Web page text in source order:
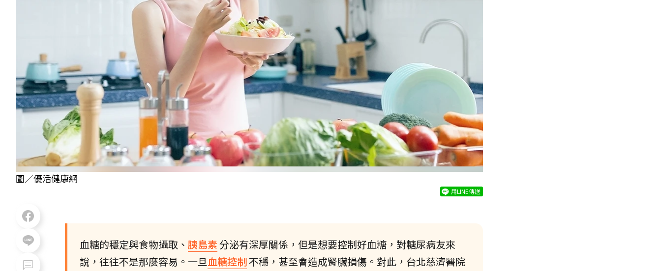
圖／優活健康網
用LINE傳送
血糖的穩定與食物攝取、 胰島素分泌有深厚關係，但是想要控制好血糖，對糖尿病友來
說，往往不是那麼容易。一旦血糖控制不穩，甚至會造成腎臟損傷。對此，台北慈濟醫院